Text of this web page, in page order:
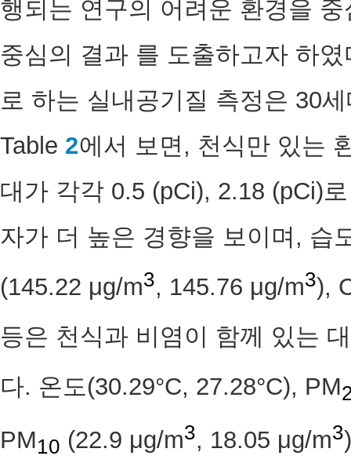
행되는 연구의 어려운 환경을
중심의 결과 를 도출하고자 하
로 하는 실내공기질 측정은 30
Table 2에서 보면, 천식만 있는
대가 각각 0.5 (pCi), 2.18 (pCi)
자가 더 높은 경향을 보이며, 습
(145.22 μg/m3, 145.76 μg/m3),
등은 천식과 비염이 함께 있는
다. 온도(30.29°C, 27.28°C), PM
PM10 (22.9 μg/m3, 18.05 μg/m3